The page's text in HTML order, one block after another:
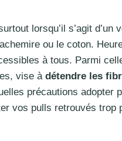
lorsqu’il s’agit d’un
ou le coton.
à tous. Parmi
vise à détendre les
précautions adopter
vos pulls retrouvés trop